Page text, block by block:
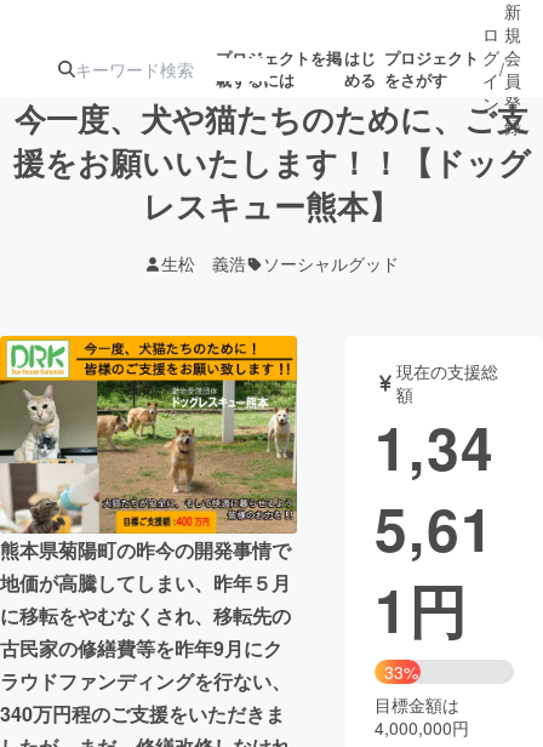
プロジェクトを掲
載するには
はじ
める
プロジェクト
をさがす
注目のリ
注目の新着プロ募集終了が近いプ
ロジェクト
テクノロジー・ガジェット
映像・映画 書籍・雑誌
ビジネス・起業 チャレンジ
まちづくり・地域活性化
CAMPFIRE for Social Good
CAMPFIRE Creation
CAMPFIREふるさと納税
コミュニティ
ロ
グ
イ
ン
/
新
規
会
員
登
録
今一度、犬や猫たちのために、ご支
援をお願いいたします！！【ドッグ
レスキュー熊本】
生松 義浩 ソーシャルグッド
熊本県菊陽町の昨今の開発事情で
地価が高騰してしまい、昨年５月
に移転をやむなくされ、移転先の
古民家の修繕費等を昨年9月にク
ラウドファンディングを行ない、
340万円程のご支援をいただきま
現在の支援総
額
1,34
5,61
1 円
33%
目標金額は
4,000,000円